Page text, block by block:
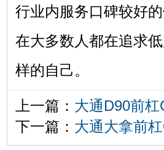
行业内服务口碑较好
在大多数人都在追求
样的自己。
上一篇： 大通D90前杠
下一篇： 大通大拿前